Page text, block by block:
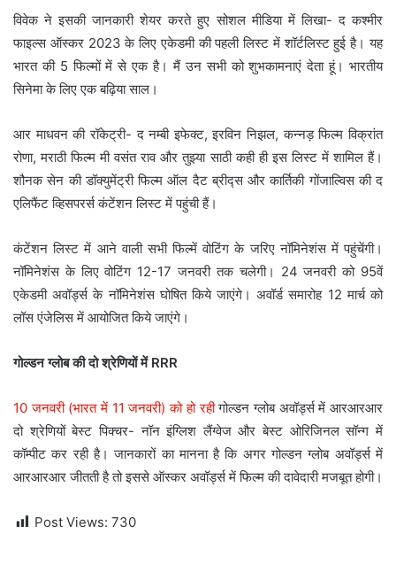
विवेक ने इसकी जानकारी शेयर करते हुए सोशल मीडिया में लिखा- द कश्मीर
फाइल्स ऑस्कर 2023 के लिए एकेडमी की पहली लिस्ट में शॉर्टलिस्ट हुई है। यह
भारत की 5 फिल्मों में से एक है। मैं उन सभी को शुभकामनाएं देता हूं। भारतीय
सिनेमा के लिए एक बढ़िया साल।
आर माधवन की रॉकेट्री- द नम्बी इफेक्ट, इरविन निझल, कन्नड़ फिल्म विक्रांत
रोणा, मराठी फिल्म मी वसंत राव और तुझ्या साठी कही ही इस लिस्ट में शामिल हैं।
शौनक सेन की डॉक्युमेंट्री फिल्म ऑल दैट ब्रीद्स और कार्तिकी गोंजाल्विस की द
एलिफैंट व्हिसपरर्स कंटेंशन लिस्ट में पहुंची हैं।
कंटेंशन लिस्ट में आने वाली सभी फिल्में वोटिंग के जरिए नॉमिनेशंस में पहुंचेंगी।
नॉमिनेशंस के लिए वोटिंग 12-17 जनवरी तक चलेगी। 24 जनवरी को 95वें
एकेडमी अवॉर्ड्स के नॉमिनेशंस घोषित किये जाएंगे। अवॉर्ड समारोह 12 मार्च को
लॉस एंजेलिस में आयोजित किये जाएंगे।
गोल्डन ग्लोब की दो श्रेणियों में RRR
10 जनवरी (भारत में 11 जनवरी) को हो रहीगोल्डन ग्लोब अवॉर्ड्स में आरआरआर
दो श्रेणियों बेस्ट पिक्चर- नॉन इंग्लिश लैंग्वेज और बेस्ट ओरिजिनल सॉन्ग में
कॉम्पीट कर रही है। जानकारों का मानना है कि अगर गोल्डन ग्लोब अवॉर्ड्स में
आरआरआर जीतती है तो इससे ऑस्कर अवॉर्ड्स में फिल्म की दावेदारी मजबूत होगी।
Post Views: 730